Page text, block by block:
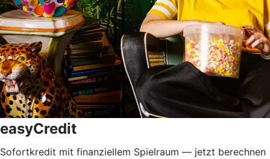
easyCredit
Sofortkredit mit finanziellem Spielraum — jetzt berechnen